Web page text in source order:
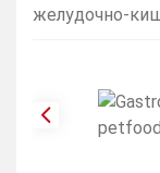
желудочно-